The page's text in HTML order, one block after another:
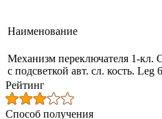
Наименование
Механизм переключателя 1-кл.
с подсветкой авт. сл. кость. Leg
Рейтинг
Способ получения